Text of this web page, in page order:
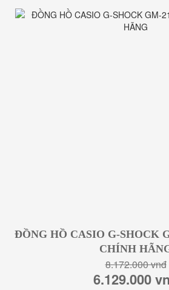
ĐỒNG HỒ CASIO G-SHOCK
CHÍNH
8.172.000 vnđ
6.129.000